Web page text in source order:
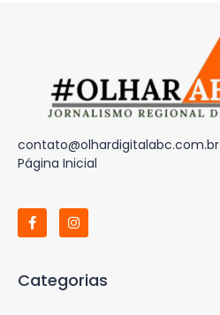
contato@olhardigitalabc.com.br
Página Inicial
Categorias